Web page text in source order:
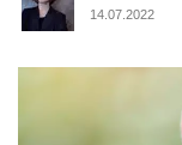
14.07.2022